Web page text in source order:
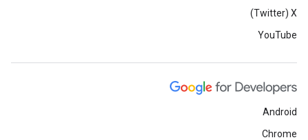
X‏ (Twitter)
YouTube
Android
Chrome